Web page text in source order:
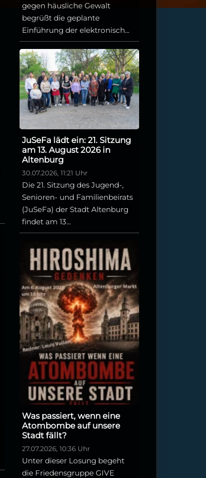
gegen häusliche Gewalt
begrüßt die geplante
Einführung der elektronisch...
JuSeFa lädt ein: 21. Sitzung
am 13. August 2026 in
Altenburg
30.07.2026, 11:21 Uhr
Die 21. Sitzung des Jugend-,
Senioren- und Familienbeirats
(JuSeFa) der Stadt Altenburg
findet am 13...
Was passiert, wenn eine
Atombombe auf unsere
Stadt fällt?
27.07.2026, 10:36 Uhr
Unter dieser Losung begeht
die Friedensgruppe GIVE